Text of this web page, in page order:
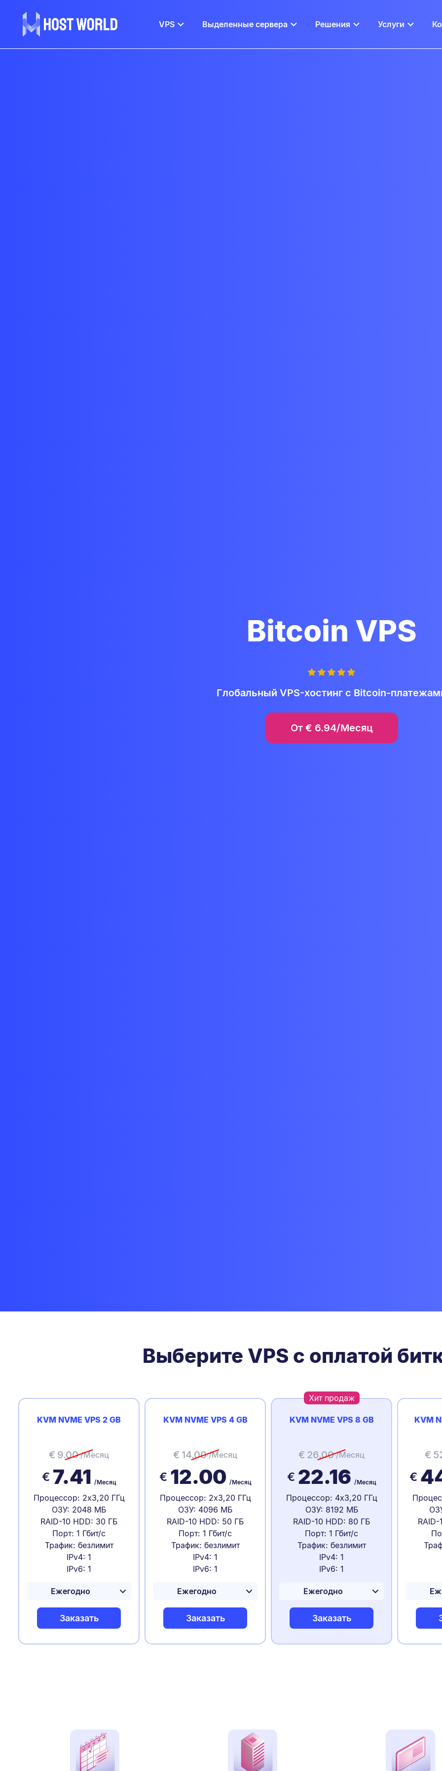
VPS Выделенные сервера Решения Услуги
Bitcoin VPS
Глобальный VPS-хостинг с Bitcoin-
От € 6.94/Месяц
Выберите VPS с оплатой
KVM NVME VPS 2 GB
€ 9.00 /Месяц
€ 7.41 /Месяц
Процессор: 2x3,20 ГГц
ОЗУ: 2048 МБ
RAID-10 HDD: 30 ГБ
Порт: 1 Гбит/с
Трафик: безлимит
IPv4: 1
IPv6: 1
Заказать
KVM NVME VPS 4 GB
€ 14.00 /Месяц
€ 12.00 /Месяц
Процессор: 2x3,20 ГГц
ОЗУ: 4096 МБ
RAID-10 HDD: 50 ГБ
Порт: 1 Гбит/с
Трафик: безлимит
IPv4: 1
IPv6: 1
Заказать
Хит продаж
KVM NVME VPS 8 GB
€ 26.00 /Месяц
€ 22.16 /Месяц
Процессор: 4x3,20 ГГц
ОЗУ: 8192 МБ
RAID-10 HDD: 80 ГБ
Порт: 1 Гбит/с
Трафик: безлимит
IPv4: 1
IPv6: 1
Заказать
KVM
€
€